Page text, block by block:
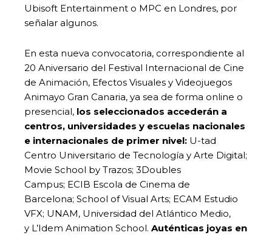
Ubisoft Entertainment o MPC en Londres, por
señalar algunos.
En esta nueva convocatoria, correspondiente al
20 Aniversario del Festival Internacional de Cine
de Animación, Efectos Visuales y Videojuegos
Animayo Gran Canaria, ya sea de forma online o
presencial, los seleccionados accederán a
centros, universidades y escuelas nacionales
e internacionales de primer nivel: U-tad
Centro Universitario de Tecnología y Arte Digital;
Movie School by Trazos; 3Doubles
Campus; ECIB Escola de Cinema de
Barcelona; School of Visual Arts; ECAM Estudio
VFX; UNAM, Universidad del Atlántico Medio,
y L’Idem Animation School. Auténticas joyas en